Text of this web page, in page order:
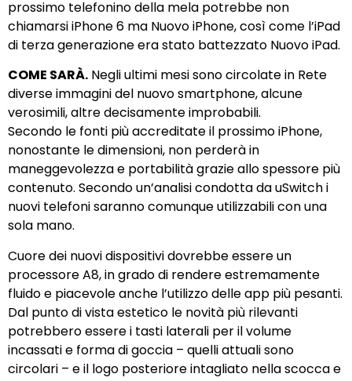
prossimo telefonino della mela potrebbe non
chiamarsi iPhone 6 ma Nuovo iPhone, così come l’iPad
di terza generazione era stato battezzato Nuovo iPad.
COME SARÀ. Negli ultimi mesi sono circolate in Rete
diverse immagini del nuovo smartphone, alcune
verosimili, altre decisamente improbabili.
Secondo le fonti più accreditate il prossimo iPhone,
nonostante le dimensioni, non perderà in
maneggevolezza e portabilità grazie allo spessore più
contenuto. Secondo un’analisi condotta da uSwitch i
nuovi telefoni saranno comunque utilizzabili con una
sola mano.
Cuore dei nuovi dispositivi dovrebbe essere un
processore A8, in grado di rendere estremamente
fluido e piacevole anche l’utilizzo delle app più pesanti.
Dal punto di vista estetico le novità più rilevanti
potrebbero essere i tasti laterali per il volume
incassati e forma di goccia – quelli attuali sono
circolari – e il logo posteriore intagliato nella scocca e